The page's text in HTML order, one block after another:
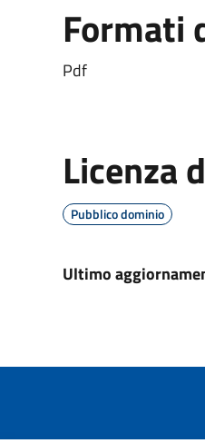
Formati
Pdf
Licenza
Pubblico dominio
Ultimo